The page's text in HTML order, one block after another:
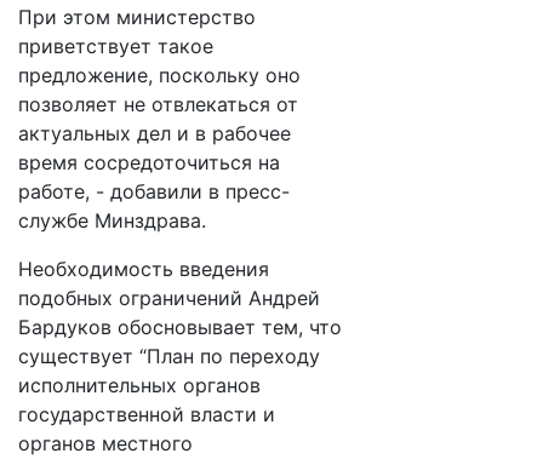
При этом министерство
приветствует такое
предложение, поскольку оно
позволяет не отвлекаться от
актуальных дел и в рабочее
время сосредоточиться на
работе, - добавили в пресс-
службе Минздрава.
Необходимость введения
подобных ограничений Андрей
Бардуков обосновывает тем, что
существует “План по переходу
исполнительных органов
государственной власти и
органов местного